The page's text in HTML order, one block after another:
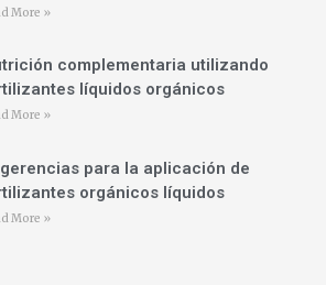
More »
complementaria utilizando
líquidos orgánicos
More »
para la aplicación de
orgánicos líquidos
More »